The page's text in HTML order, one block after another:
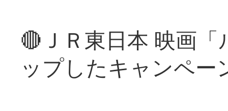
🔴ＪＲ東日本 映画
ップしたキャンペー